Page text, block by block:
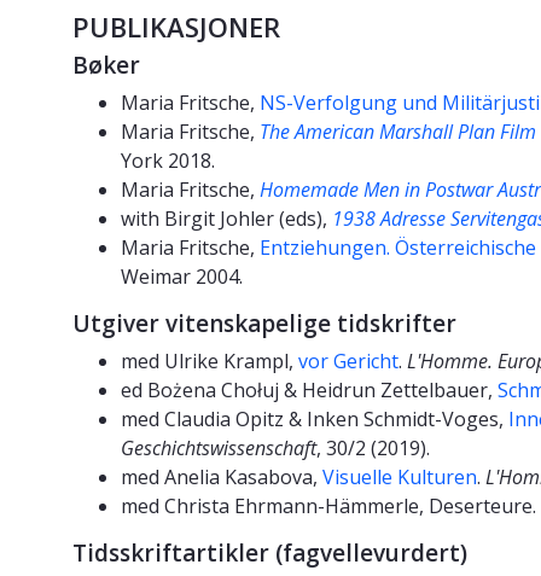
PUBLIKASJONER
Bøker
Maria Fritsche, NS-Verfolgung und
Maria Fritsche, The American Marshall Plan
York 2018.
Maria Fritsche, Homemade Men in Postwar
with Birgit Johler (eds), 1938 Adresse
Maria Fritsche, Entziehungen.
Weimar 2004.
Utgiver vitenskapelige tidskrifter
med Ulrike Krampl, vor Gericht. L'Homme.
ed Bożena Chołuj & Heidrun Zettelbauer,
med Claudia Opitz & Inken Schmidt-Voges,
Geschichtswissenschaft, 30/2 (2019).
med Anelia Kasabova, Visuelle Kulturen.
med Christa Ehrmann-Hämmerle, Deserteure.
Tidsskriftartikler (fagvellevurdert)